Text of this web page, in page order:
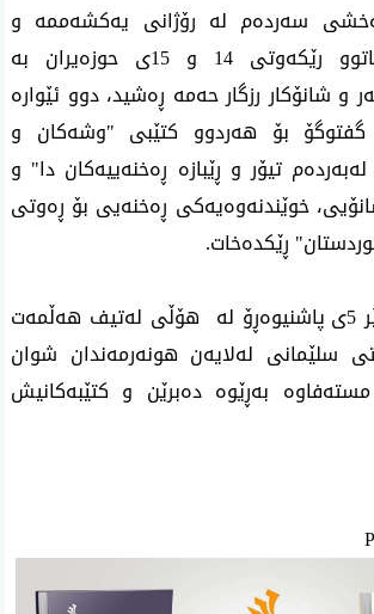
سه‌رده‌م له‌ رۆژانی‌ یه‌كشه‌ممه‌ و
دووشه‌ممه‌ی‌ داهاتوو رێكه‌وتی‌ 14 و 15ی‌ حوزه‌یران به‌
و شانۆكار رزگار حه‌مه‌ ڕه‌شید، دوو ئێواره‌
بۆ هه‌ردوو كتێبی "وشه‌كان و
تیۆر و ڕێبازه‌ ڕه‌خنه‌ییه‌كان دا" و
خوێندنه‌وه‌یه‌كی ڕه‌خنه‌یی بۆ ڕه‌وتی
ڕێكده‌خات.
گفتوگۆكان كاتژمێر 5ی‌ پاشنیوه‌ڕۆ له‌ هۆڵی له‌تیف هه‌ڵمه‌ت
سلێمانی له‌لایه‌ن هونه‌رمه‌ندان شوان
به‌ڕێوه‌ ده‌برێن و كتێبه‌كانیش